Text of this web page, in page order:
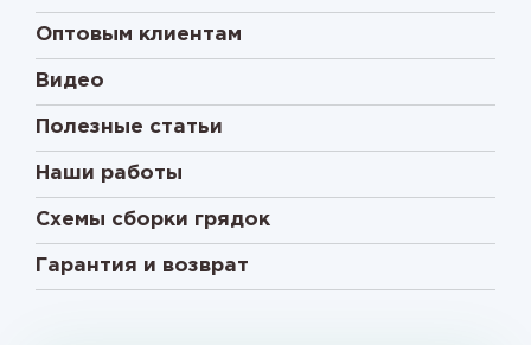
Оптовым клиентам
Видео
Полезные статьи
Наши работы
Схемы сборки грядок
Гарантия и возврат